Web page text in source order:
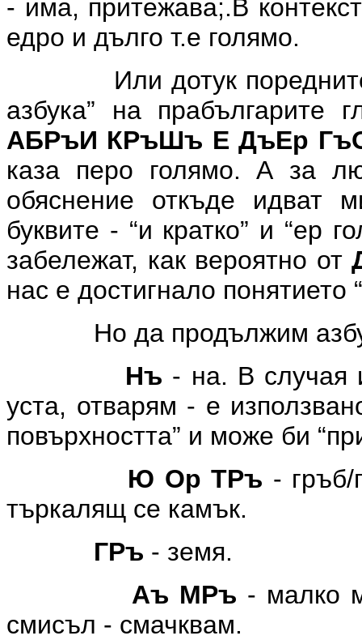
- има, притежава;.В
едро и дълго т.е голямо.
Или дотук
азбука” на прабългарите
АБРъИ КРъШъ Е ДъЕр
каза перо голямо. А за
обяснение откъде идват
буквите - “и кратко” и “ер
забележат, как вероятно от
нас е достигнало понятието
Но да продължим
Нъ - на. В случая
уста, отварям - е
повърхността” и може би
Ю Ор ТРъ -
търкалящ се камък.
ГРъ - земя.
Аъ МРъ - малко
смисъл - смачквам.